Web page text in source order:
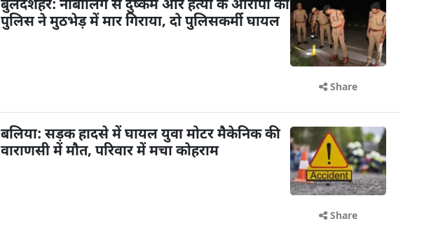
बुलंदशहर: नाबालिग से दुष्कर्म और हत्या के आरोपी को
पुलिस ने मुठभेड़ में मार गिराया, दो पुलिसकर्मी घायल
Share
बलिया: सड़क हादसे में घायल युवा मोटर मैकेनिक की
वाराणसी में मौत, परिवार में मचा कोहराम
Share